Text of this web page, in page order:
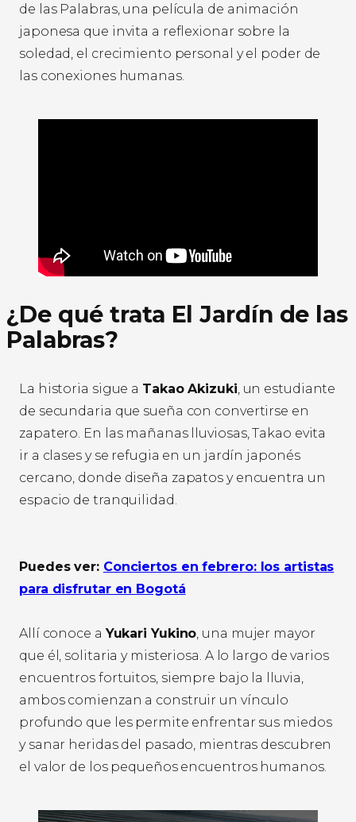
de las Palabras, una película de animación
japonesa que invita a reflexionar sobre la
soledad, el crecimiento personal y el poder de
las conexiones humanas.
¿De qué trata El Jardín de las
Palabras?
La historia sigue a Takao Akizuki, un estudiante
de secundaria que sueña con convertirse en
zapatero. En las mañanas lluviosas, Takao evita
ir a clases y se refugia en un jardín japonés
cercano, donde diseña zapatos y encuentra un
espacio de tranquilidad.
Puedes ver: Conciertos en febrero: los artistas
para disfrutar en Bogotá
Allí conoce a Yukari Yukino, una mujer mayor
que él, solitaria y misteriosa. A lo largo de varios
encuentros fortuitos, siempre bajo la lluvia,
ambos comienzan a construir un vínculo
profundo que les permite enfrentar sus miedos
y sanar heridas del pasado, mientras descubren
el valor de los pequeños encuentros humanos.